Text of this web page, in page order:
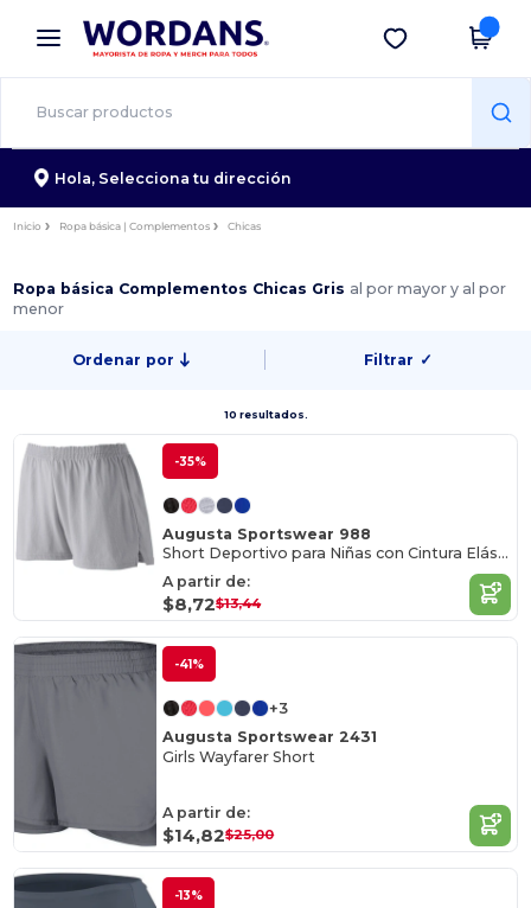
× App de Wordans
¡Mejores precios en app!
Descargar app
Hola, Selecciona tu dirección
Inicio Ropa básica | Complementos Chicas
Ropa básica Complementos Chicas Gris al por mayor y al por
menor
Ordenar por Filtrar ✓
10 resultados.
-35%
Augusta Sportswear 988
Short Deportivo para Niñas con Cintura Elástica
A partir de:
$8,72$13,44
-41%
+3
Augusta Sportswear 2431
Girls Wayfarer Short
A partir de:
$14,82$25,00
-13%